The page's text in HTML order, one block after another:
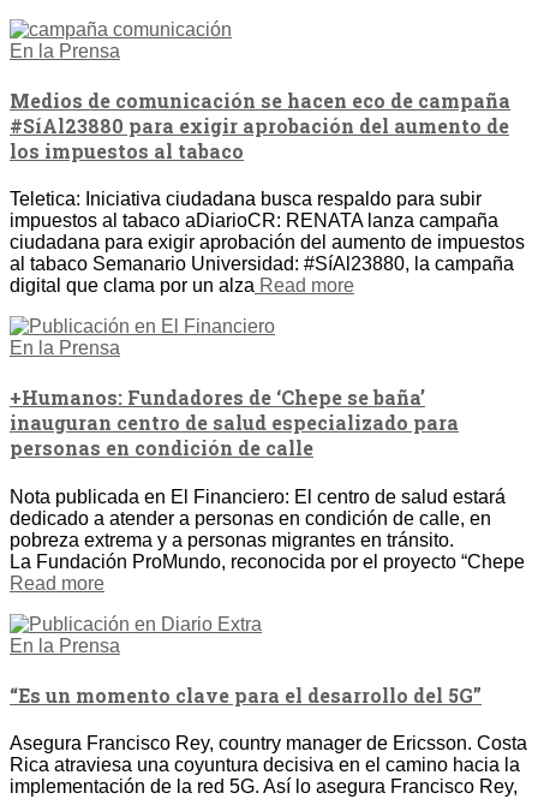
En la Prensa
Medios de comunicación se hacen eco de campaña
#SíAl23880 para exigir aprobación del aumento de
los impuestos al tabaco
Teletica: Iniciativa ciudadana busca respaldo para subir
impuestos al tabaco aDiarioCR: RENATA lanza campaña
ciudadana para exigir aprobación del aumento de impuestos
al tabaco Semanario Universidad: #SíAl23880, la campaña
digital que clama por un alza Read more
En la Prensa
+Humanos: Fundadores de ‘Chepe se baña’
inauguran centro de salud especializado para
personas en condición de calle
Nota publicada en El Financiero: El centro de salud estará
dedicado a atender a personas en condición de calle, en
pobreza extrema y a personas migrantes en tránsito.
La Fundación ProMundo, reconocida por el proyecto “Chepe
Read more
En la Prensa
“Es un momento clave para el desarrollo del 5G”
Asegura Francisco Rey, country manager de Ericsson. Costa
Rica atraviesa una coyuntura decisiva en el camino hacia la
implementación de la red 5G. Así lo asegura Francisco Rey,